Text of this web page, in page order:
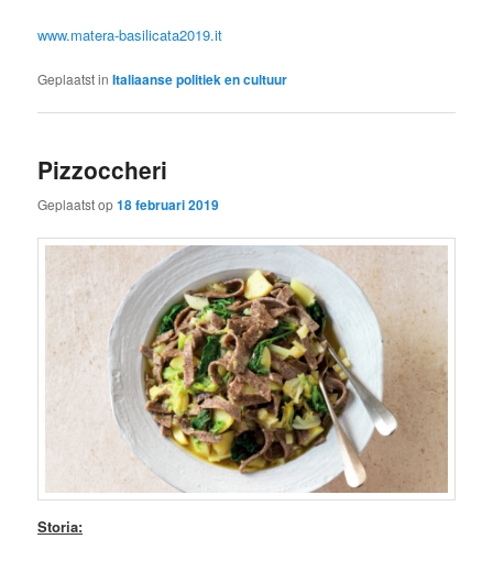
www.matera-basilicata2019.it
Geplaatst in Italiaanse politiek en cultuur
Pizzoccheri
Geplaatst op18 februari 2019
Storia: